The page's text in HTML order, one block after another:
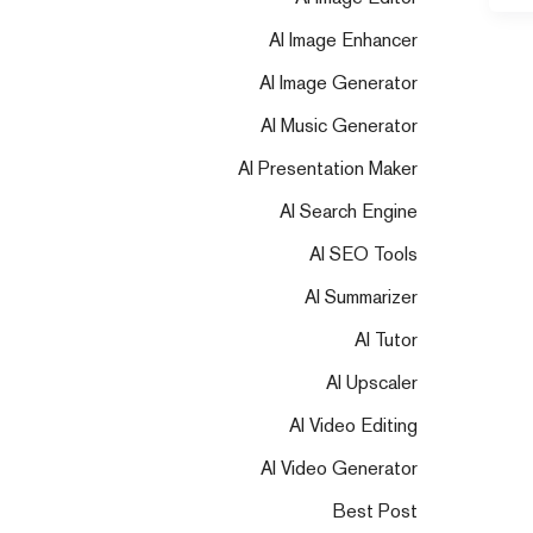
AI Image Enhancer
AI Image Generator
AI Music Generator
AI Presentation Maker
AI Search Engine
AI SEO Tools
AI Summarizer
AI Tutor
AI Upscaler
AI Video Editing
AI Video Generator
Best Post